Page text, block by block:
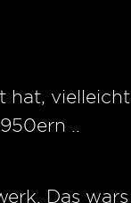
hat, vielleicht
..
Das wars